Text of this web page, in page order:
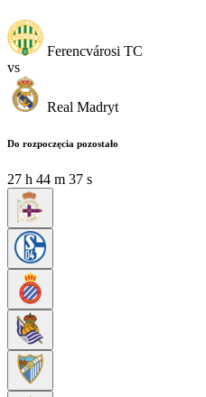
Ferencvárosi TC
vs
Real Madryt
Do rozpoczęcia pozostało
27 h 44 m 37 s